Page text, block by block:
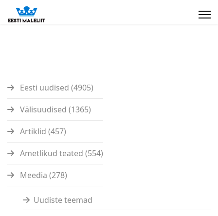
Eesti uudised (4905)
Välisuudised (1365)
Artiklid (457)
Ametlikud teated (554)
Meedia (278)
Uudiste teemad